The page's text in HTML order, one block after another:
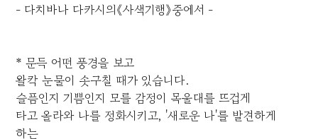
- 다치바나 다카시의《사색기행》중에서 -
* 문득 어떤 풍경을 보고
왈칵 눈물이 솟구칠 때가 있습니다.
슬픔인지 기쁨인지 모를 감정이 목울대를 뜨겁게
타고 올라와 나를 정화시키고, '새로운 나'를 발견하게
하는